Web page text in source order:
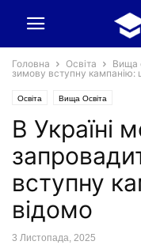
Головна Освіта Вища
зимову вступну кампанію:
Освіта Вища Освіта
В Україні
вступну
відомо
3 Листопада, 2025